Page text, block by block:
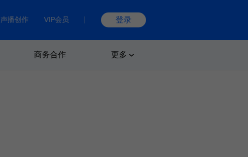
声播创作 VIP会员 登录
商务合作 更多